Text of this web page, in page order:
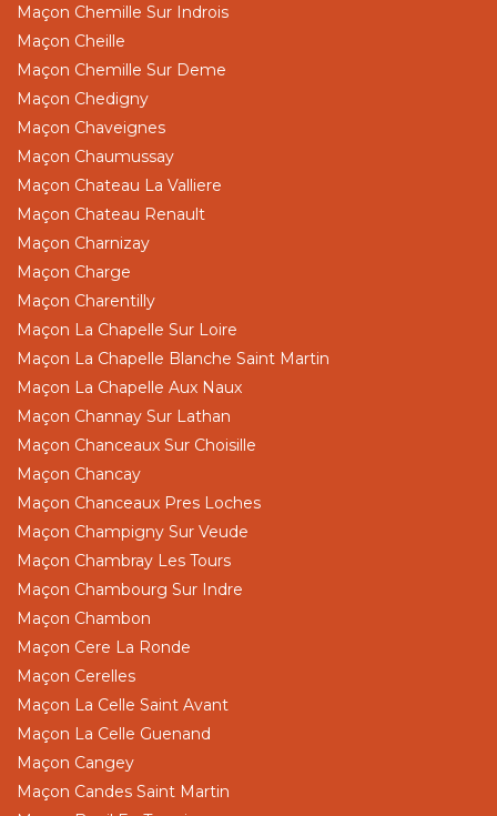
Maçon Chemille Sur Indrois
Maçon Cheille
Maçon Chemille Sur Deme
Maçon Chedigny
Maçon Chaveignes
Maçon Chaumussay
Maçon Chateau La Valliere
Maçon Chateau Renault
Maçon Charnizay
Maçon Charge
Maçon Charentilly
Maçon La Chapelle Sur Loire
Maçon La Chapelle Blanche Saint Martin
Maçon La Chapelle Aux Naux
Maçon Channay Sur Lathan
Maçon Chanceaux Sur Choisille
Maçon Chancay
Maçon Chanceaux Pres Loches
Maçon Champigny Sur Veude
Maçon Chambray Les Tours
Maçon Chambourg Sur Indre
Maçon Chambon
Maçon Cere La Ronde
Maçon Cerelles
Maçon La Celle Saint Avant
Maçon La Celle Guenand
Maçon Cangey
Maçon Candes Saint Martin